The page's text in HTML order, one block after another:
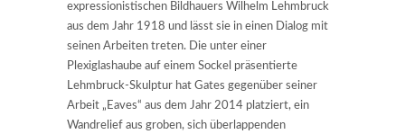
expressionistischen Bildhauers Wilhelm Lehmbruck
aus dem Jahr 1918 und lässt sie in einen Dialog mit
seinen Arbeiten treten. Die unter einer
Plexiglashaube auf einem Sockel präsentierte
Lehmbruck-Skulptur hat Gates gegenüber seiner
Arbeit „Eaves“ aus dem Jahr 2014 platziert, ein
Wandrelief aus groben, sich überlappenden